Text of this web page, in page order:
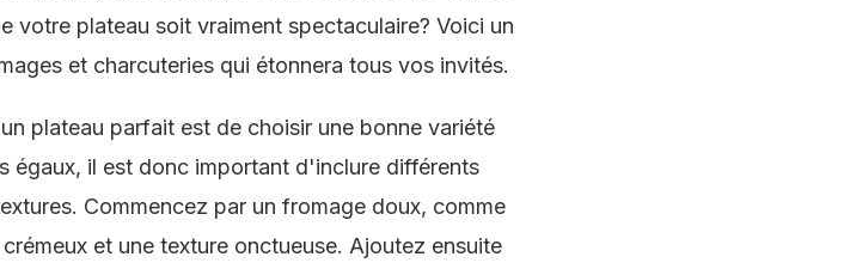
votre plateau soit vraiment spectaculaire? Voici un
et charcuteries qui étonnera tous vos invités.
plateau parfait est de choisir une bonne variété
égaux, il est donc important d'inclure différents
Commencez par un fromage doux, comme
et une texture onctueuse. Ajoutez ensuite